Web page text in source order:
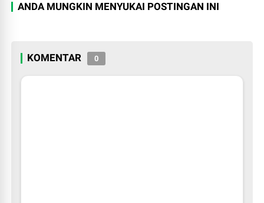
ANDA MUNGKIN MENYUKAI POSTINGAN INI
KOMENTAR 0